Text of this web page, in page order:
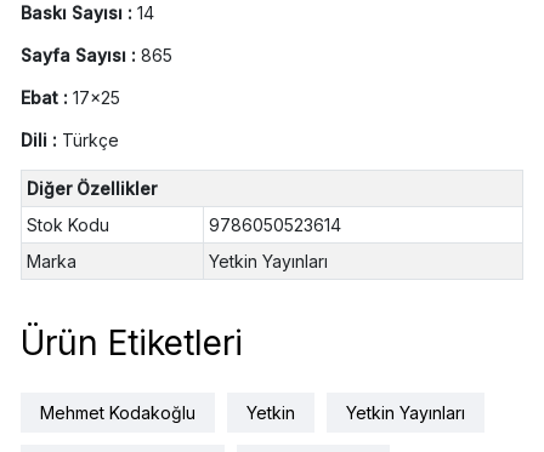
Baskı Sayısı : 14
Sayfa Sayısı : 865
Ebat : 17x25
Dili : Türkçe
Diğer Özellikler
Stok Kodu
9786050523614
Marka
Yetkin Yayınları
Ürün Etiketleri
Mehmet Kodakoğlu Yetkin Yetkin Yayınları